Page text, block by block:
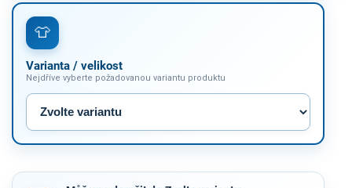
Varianta / velikost
Nejdříve vyberte požadovanou variantu produktu